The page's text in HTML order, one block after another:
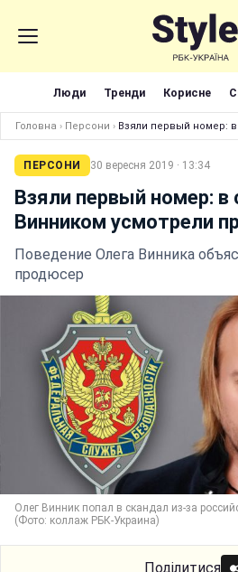
Люди Тренди Корисне
Головна › Персони › Взяли первый номер:
ПЕРСОНИ 30 вересня 2019 · 13:34
Взяли первый номер: в
Винником усмотрели
Поведение Олега Винника
продюсер
Олег Винник попал в скандал из-за
(Фото: коллаж РБК-Украина)
Поділитися